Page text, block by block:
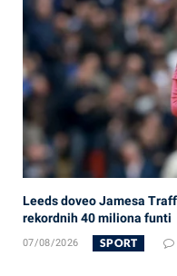
Leeds doveo Jamesa
rekordnih 40 miliona funti
07/08/2026 SPORT